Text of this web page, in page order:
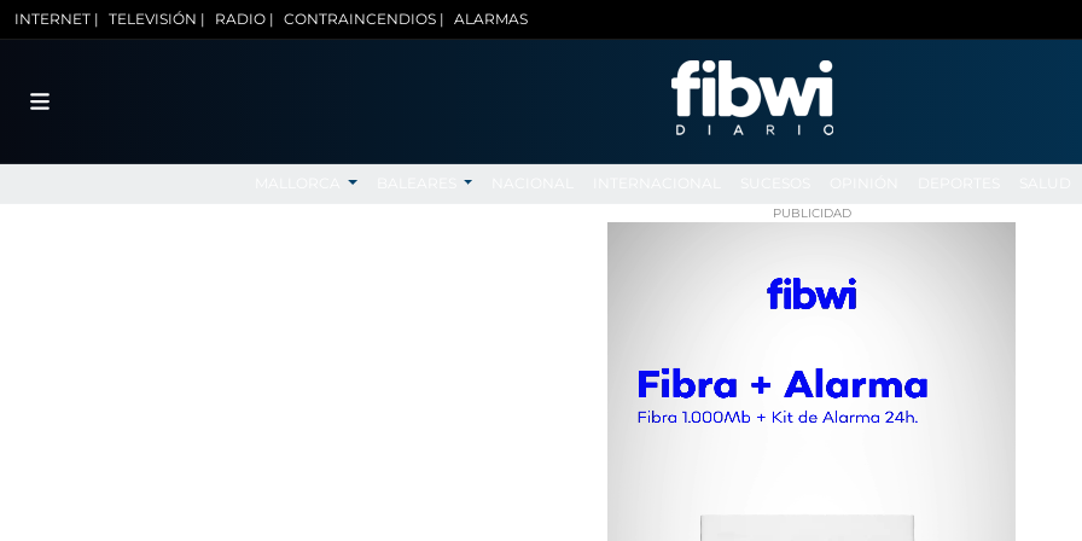
INTERNET | TELEVISIÓN | RADIO | CONTRAINCENDIOS | ALARMAS